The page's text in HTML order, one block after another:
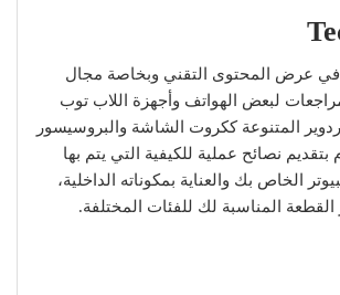
في عرض المحتوى التقني وبخاصة مجال
لبعض الهواتف وأجهزة اللاب توب
المتنوعة ككروت الشاشة والبروسيسور
بتقديم نصائح عملية للكيفية التي يتم بها
الخاص بك والعناية بمكوناته الداخلية،
القطعة المناسبة لك للفئات المختلفة.